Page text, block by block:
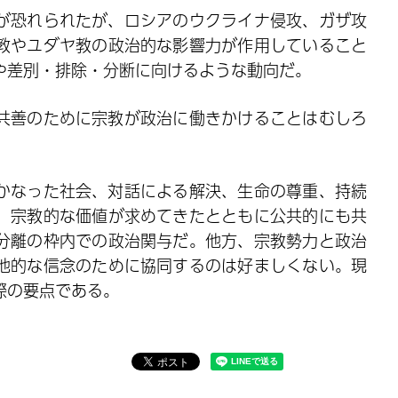
れられたが、ロシアのウクライナ侵攻、ガザ攻
ユダヤ教の政治的な影響力が作用していること
別・排除・分断に向けるような動向だ。
のために宗教が政治に働きかけることはむしろ
った社会、対話による解決、生命の尊重、持続
教的な価値が求めてきたとともに公共的にも共
の枠内での政治関与だ。他方、宗教勢力と政治
な信念のために協同するのは好ましくない。現
要点である。